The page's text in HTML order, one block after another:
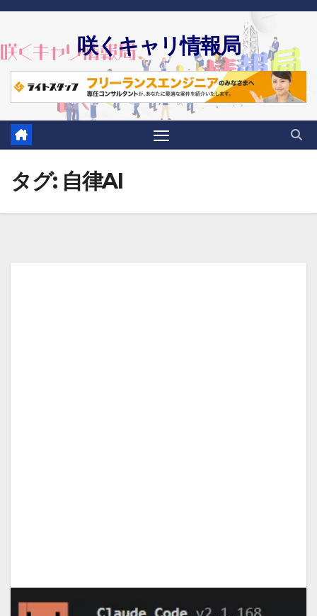
Skip
content
咲くキャリ情報局
タグ: 自律AI